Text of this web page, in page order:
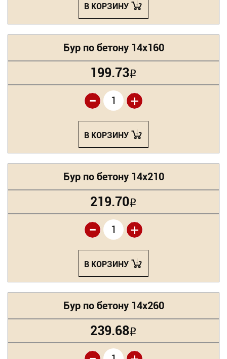
В КОРЗИНУ
Бур по бетону 14х160
199.73Р
+
-
В КОРЗИНУ
Бур по бетону 14х210
219.70Р
+
-
В КОРЗИНУ
Бур по бетону 14х260
239.68Р